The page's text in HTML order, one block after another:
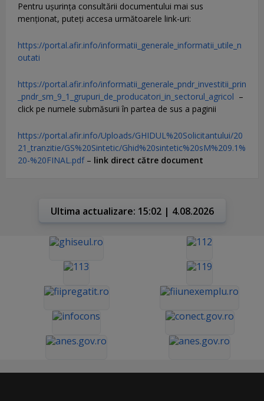
Pentru uşurinţa consultării documentului mai sus
menţionat, puteţi accesa următoarele link-uri:
https://portal.afir.info/informatii_generale_informatii_utile_n
outati
https://portal.afir.info/informatii_generale_pndr_investitii_prin
_pndr_sm_9_1_grupuri_de_producatori_in_sectorul_agricol –
click pe numele submăsurii în partea de sus a paginii
https://portal.afir.info/Uploads/GHIDUL%20Solicitantului/20
21_tranzitie/GS%20Sintetic/Ghid%20sintetic%20sM%209.1%
20-%20FINAL.pdf– link direct către document
Ultima actualizare: 15:02 | 4.08.2026